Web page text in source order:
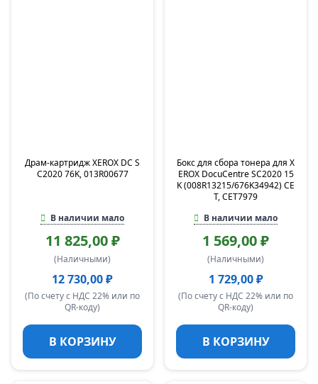
Драм-картридж XEROX DC S
C2020 76K, 013R00677
В наличии мало
11 825,00 ₽
(Наличными)
12 730,00 ₽
(По счету с НДС 22% или по
QR-коду)
В КОРЗИНУ
Бокс для сбора тонера для X
EROX DocuCentre SC2020 15
K (008R13215/676K34942) CE
T, CET7979
В наличии мало
1 569,00 ₽
(Наличными)
1 729,00 ₽
(По счету с НДС 22% или по
QR-коду)
В КОРЗИНУ